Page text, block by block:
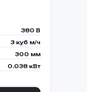
380 В
3 куб м/ч
300 мм
0.038 кВт